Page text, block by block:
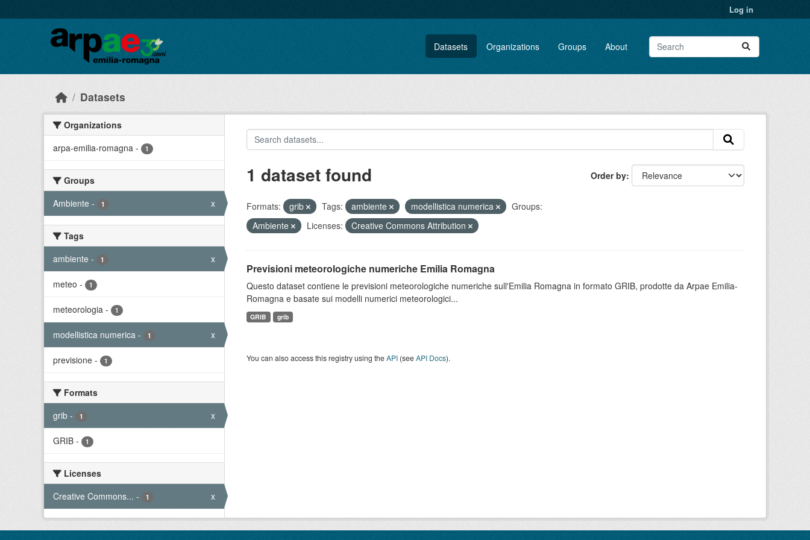
Log in
Datasets Organizations Groups About
Datasets
Organizations
arpa-emilia-romagna - 1
Groups
Ambiente - 1 x
Tags
ambiente - 1 x
meteo - 1
meteorologia - 1
modellistica numerica - 1 x
previsione - 1
Formats
grib - 1 x
GRIB - 1
Licenses
Creative Commons... - 1 x
Order by
1 dataset found
Formats: grib Tags: ambiente modellistica numerica
Groups:
Ambiente
Licenses: Creative Commons Attribution
Previsioni meteorologiche numeriche Emilia Romagna
Questo dataset contiene le previsioni meteorologiche numeriche sull'Emilia Romagna in formato GRIB, prodotte da Arpae Emilia-
Romagna e basate sui modelli numerici meteorologici...
GRIB grib
You can also access this registry using theAPI(seeAPI Docs).